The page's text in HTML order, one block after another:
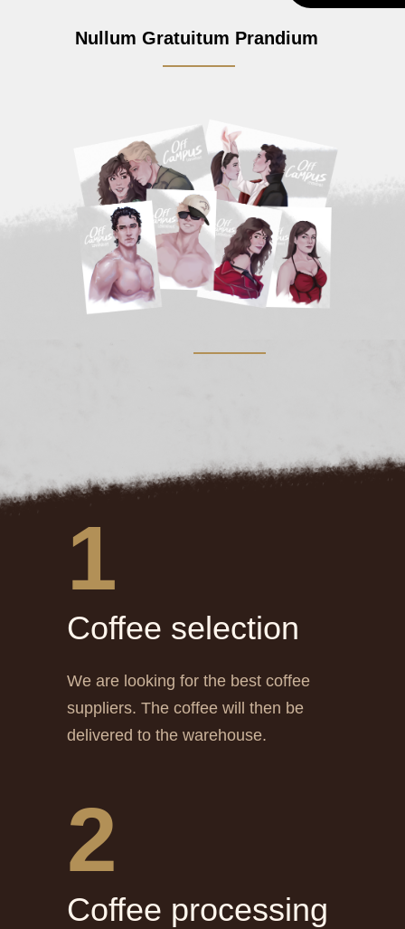
Nullum Gratuitum Prandium
Сoffee selection
We are looking for the best coffee
suppliers. The coffee will then be
delivered to the warehouse.
1
Сoffee processing
2